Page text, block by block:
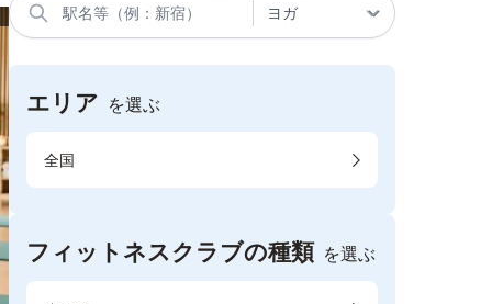
エリア を選ぶ
全国
フィットネスクラブの種類 を選ぶ